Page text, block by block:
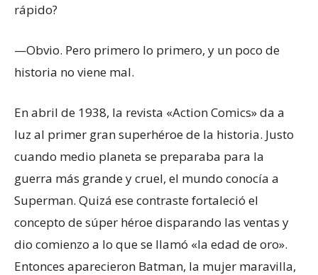
rápido?
—Obvio. Pero primero lo primero, y un poco de
historia no viene mal.
En abril de 1938, la revista «Action Comics» da a
luz al primer gran superhéroe de la historia. Justo
cuando medio planeta se preparaba para la
guerra más grande y cruel, el mundo conocía a
Superman. Quizá ese contraste fortaleció el
concepto de súper héroe disparando las ventas y
dio comienzo a lo que se llamó «la edad de oro».
Entonces aparecieron Batman, la mujer maravilla,